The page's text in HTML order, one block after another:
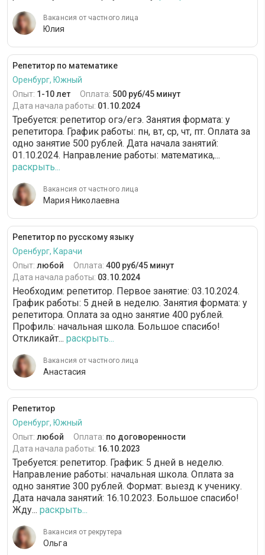
Вакансия от частного лица
Юлия
Репетитор по математике
Оренбург, Южный
Опыт: 1-10 лет Оплата: 500 руб/45 минут
Дата начала работы: 01.10.2024
Требуется: репетитор огэ/егэ. Занятия формата: у
репетитора. График работы: пн, вт, ср, чт, пт. Оплата за
одно занятие 500 рублей. Дата начала занятий:
01.10.2024. Направление работы: математика,...
раскрыть...
Вакансия от частного лица
Мария Николаевна
Репетитор по русскому языку
Оренбург, Карачи
Опыт: любой Оплата: 400 руб/45 минут
Дата начала работы: 03.10.2024
Необходим: репетитор. Первое занятие: 03.10.2024.
График работы: 5 дней в неделю. Занятия формата: у
репетитора. Оплата за одно занятие 400 рублей.
Профиль: начальная школа. Большое спасибо!
Откликайт... раскрыть...
Вакансия от частного лица
Анастасия
Репетитор
Оренбург, Южный
Опыт: любой Оплата: по договоренности
Дата начала работы: 16.10.2023
Требуется: репетитор. График: 5 дней в неделю.
Направление работы: начальная школа. Оплата за
одно занятие 300 рублей. Формат: выезд к ученику.
Дата начала занятий: 16.10.2023. Большое спасибо!
Жду... раскрыть...
Вакансия от рекрутера
Ольга